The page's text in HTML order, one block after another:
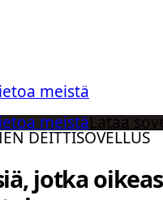
meistä
meistäLataa
DEITTISOVELLUS
jotka